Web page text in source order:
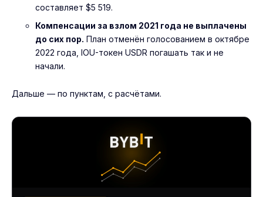
составляет $5 519.
Компенсации за взлом 2021 года не выплачены
до сих пор. План отменён голосованием в октябре
2022 года, IOU-токен USDR погашать так и не
начали.
Дальше — по пунктам, с расчётами.